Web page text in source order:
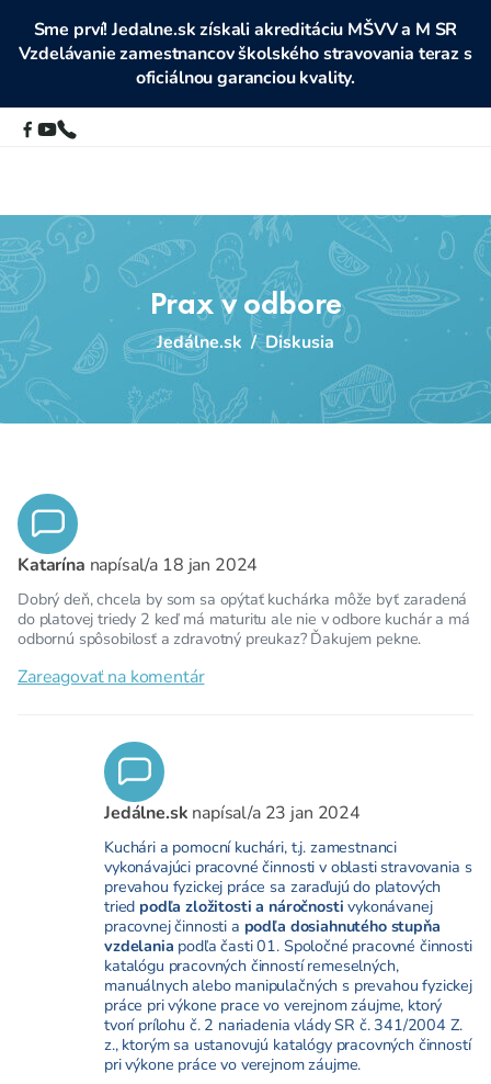
Sme prví! Jedalne.sk získali akreditáciu MŠVV a M SR
Vzdelávanie zamestnancov školského stravovania teraz s
oficiálnou garanciou kvality.
Prax v odbore
Jedálne.sk / Diskusia
Katarína napísal/a 18 jan 2024
Dobrý deň, chcela by som sa opýtať kuchárka môže byť zaradená
do platovej triedy 2 keď má maturitu ale nie v odbore kuchár a má
odbornú spôsobilosť a zdravotný preukaz? Ďakujem pekne.
Zareagovať na komentár
Jedálne.sk napísal/a 23 jan 2024
Kuchári a pomocní kuchári, t.j. zamestnanci
vykonávajúci pracovné činnosti v oblasti stravovania s
prevahou fyzickej práce sa zaraďujú do platových
tried podľa zložitosti a náročnosti vykonávanej
pracovnej činnosti a podľa dosiahnutého stupňa
vzdelania podľa časti 01. Spoločné pracovné činnosti
katalógu pracovných činností remeselných,
manuálnych alebo manipulačných s prevahou fyzickej
práce pri výkone prace vo verejnom záujme, ktorý
tvorí prílohu č. 2 nariadenia vlády SR č. 341/2004 Z.
z., ktorým sa ustanovujú katalógy pracovných činností
pri výkone práce vo verejnom záujme.